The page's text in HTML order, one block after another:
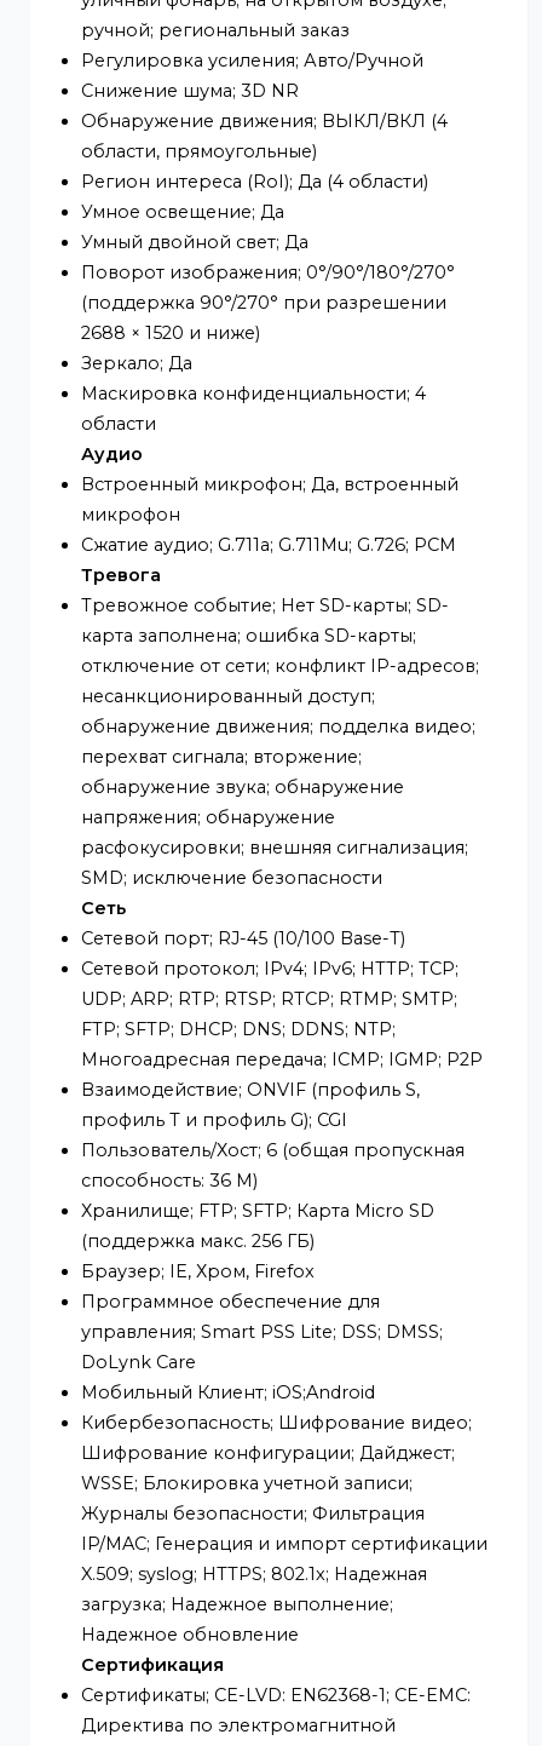
× 1520); 3M (2048 × 1536/2304 × 1296); 1080p
(1920 × 1080); 1.3M (1280 × 960); 720p (1280 ×
720); D1 (704 × 576/704 × 480); VGA (640 ×
480); CIF (352 × 288/352 × 240)
Управление скоростью передачи данных;
VBR; CBR
Скорость передачи видео; H.264: 32 кбит/с–
8192 кбит/с;
H.265: 12 кбит/с–8192 кбит/с
День/Ночь; Авто(ICR)/Цвет/Ч/Б
BLC; Да
HLC; Да
WDR; 120 дБ
Баланс белого; Авто; естественный;
уличный фонарь; на открытом воздухе;
ручной; региональный заказ
Регулировка усиления; Авто/Ручной
Снижение шума; 3D NR
Обнаружение движения; ВЫКЛ/ВКЛ (4
области, прямоугольные)
Регион интереса (RoI); Да (4 области)
Умное освещение; Да
Умный двойной свет; Да
Поворот изображения; 0°/90°/180°/270°
(поддержка 90°/270° при разрешении
2688 × 1520 и ниже)
Зеркало; Да
Маскировка конфиденциальности; 4
области
Аудио
Встроенный микрофон; Да, встроенный
микрофон
Сжатие аудио; G.711a; G.711Mu; G.726; PCM
Тревога
Тревожное событие; Нет SD-карты; SD-
карта заполнена; ошибка SD-карты;
отключение от сети; конфликт IP-адресов;
несанкционированный доступ;
обнаружение движения; подделка видео;
перехват сигнала; вторжение;
обнаружение звука; обнаружение
напряжения; обнаружение
расфокусировки; внешняя сигнализация;
SMD; исключение безопасности
Сеть
Сетевой порт; RJ-45 (10/100 Base-T)
Сетевой протокол; IPv4; IPv6; HTTP; TCP;
UDP; ARP; RTP; RTSP; RTCP; RTMP; SMTP;
FTP; SFTP; DHCP; DNS; DDNS; NTP;
Многоадресная передача; ICMP; IGMP; P2P
Взаимодействие; ONVIF (профиль S,
профиль T и профиль G); CGI